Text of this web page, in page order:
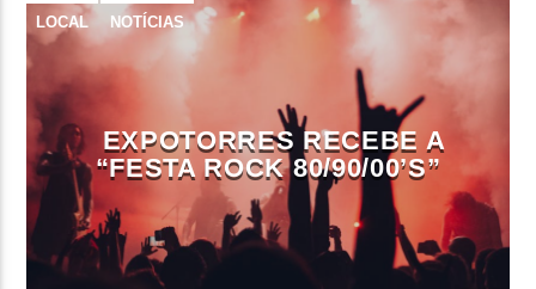
FAIXA ATUAL
TÍTULO
ARTISTA
LOCAL NOTÍCIAS
EXPOTORRES RECEBE A
“FESTA ROCK 80/90/00’S”